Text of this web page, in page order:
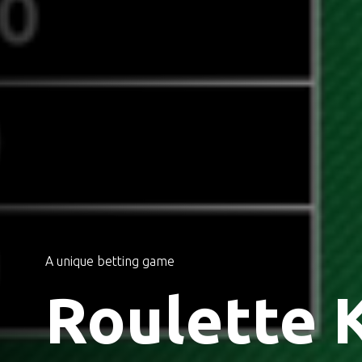
A unique betting game
Roulette